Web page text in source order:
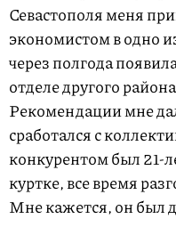
Севастополя меня
экономистом в одно
через полгода
отделе другого
Рекомендации мне
сработался с
конкурентом был 21-
куртке, все время
Мне кажется, он был